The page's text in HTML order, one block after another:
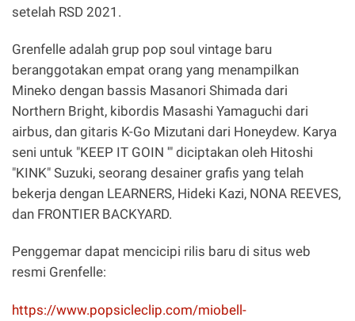
setelah RSD 2021.
Grenfelle adalah grup pop soul vintage baru
beranggotakan empat orang yang menampilkan
Mineko dengan bassis Masanori Shimada dari
Northern Bright, kibordis Masashi Yamaguchi dari
airbus, dan gitaris K-Go Mizutani dari Honeydew. Karya
seni untuk "KEEP IT GOIN '" diciptakan oleh Hitoshi
"KINK" Suzuki, seorang desainer grafis yang telah
bekerja dengan LEARNERS, Hideki Kazi, NONA REEVES,
dan FRONTIER BACKYARD.
Penggemar dapat mencicipi rilis baru di situs web
resmi Grenfelle:
https://www.popsicleclip.com/miobell-